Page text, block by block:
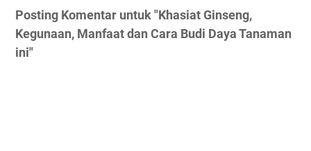
Posting Komentar untuk "Khasiat Ginseng,
Kegunaan, Manfaat dan Cara Budi Daya Tanaman
ini"